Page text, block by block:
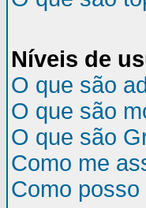
Níveis de
O que são
O que são
O que são
Como me
Como